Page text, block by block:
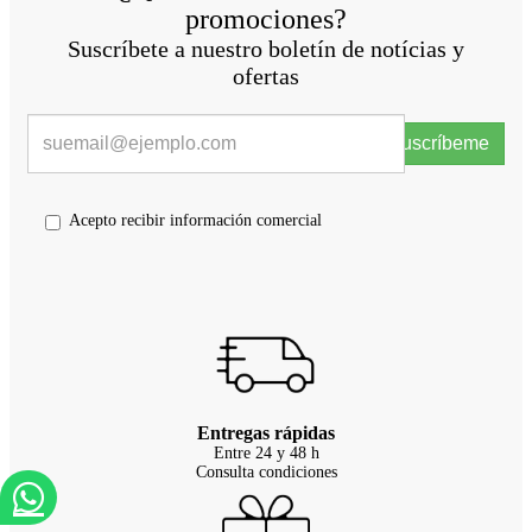
promociones?
Suscríbete a nuestro boletín de notícias y
ofertas
Suscríbeme
Acepto recibir información comercial
Entregas rápidas
Entre 24 y 48 h
Consulta condiciones